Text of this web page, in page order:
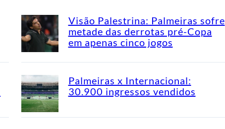
Visão Palestrina: Palmeiras sofre
metade das derrotas pré-Copa
em apenas cinco jogos
Palmeiras x Internacional:
30.900 ingressos vendidos